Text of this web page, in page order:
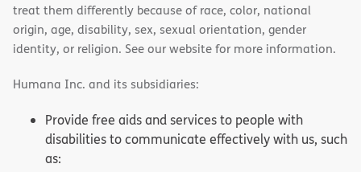
treat them differently because of race, color, national
origin, age, disability, sex, sexual orientation, gender
identity, or religion. See our website for more information.
Humana Inc. and its subsidiaries:
Provide free aids and services to people with
disabilities to communicate effectively with us, such
as: